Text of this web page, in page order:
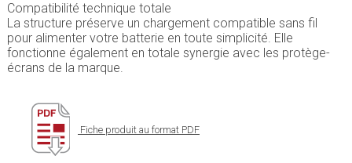
Compatibilité technique totale
La structure préserve un chargement compatible sans fil
pour alimenter votre batterie en toute simplicité. Elle
fonctionne également en totale synergie avec les protège-
écrans de la marque.
Fiche produit au format PDF